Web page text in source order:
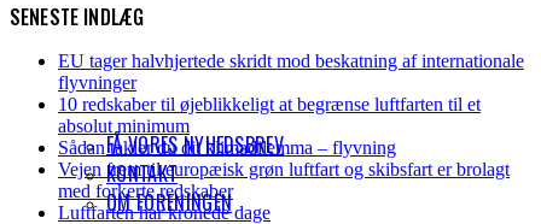
FÅ VORES NYHEDSBREV
KONTAKT
OM FORENINGEN
SENESTE INDLÆG
EU tager halvhjertede skridt mod beskatning af internationale
flyvninger
10 redskaber til øjeblikkeligt at begrænse luftfarten til et
absolut minimum
Sådan takler du dit klimadilemma – flyvning
Vejen frem til europæisk grøn luftfart og skibsfart er brolagt
med forkerte redskaber
Luftfarten har kronede dage